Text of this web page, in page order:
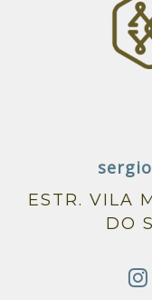
ESTR. VILA
DO